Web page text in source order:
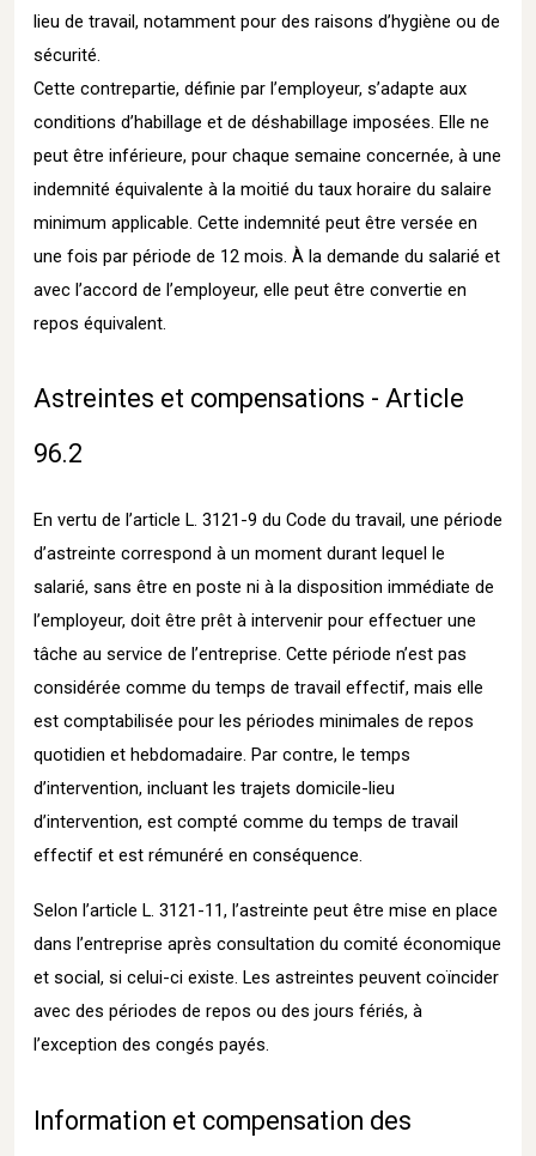
lieu de travail, notamment pour des raisons d’hygiène ou de
sécurité.
Cette contrepartie, définie par l’employeur, s’adapte aux
conditions d’habillage et de déshabillage imposées. Elle ne
peut être inférieure, pour chaque semaine concernée, à une
indemnité équivalente à la moitié du taux horaire du salaire
minimum applicable. Cette indemnité peut être versée en
une fois par période de 12 mois. À la demande du salarié et
avec l’accord de l’employeur, elle peut être convertie en
repos équivalent.
Astreintes et compensations - Article
96.2
En vertu de l’article L. 3121-9 du Code du travail, une période
d’astreinte correspond à un moment durant lequel le
salarié, sans être en poste ni à la disposition immédiate de
l’employeur, doit être prêt à intervenir pour effectuer une
tâche au service de l’entreprise. Cette période n’est pas
considérée comme du temps de travail effectif, mais elle
est comptabilisée pour les périodes minimales de repos
quotidien et hebdomadaire. Par contre, le temps
d’intervention, incluant les trajets domicile-lieu
d’intervention, est compté comme du temps de travail
effectif et est rémunéré en conséquence.
Selon l’article L. 3121-11, l’astreinte peut être mise en place
dans l’entreprise après consultation du comité économique
et social, si celui-ci existe. Les astreintes peuvent coïncider
avec des périodes de repos ou des jours fériés, à
l’exception des congés payés.
Information et compensation des